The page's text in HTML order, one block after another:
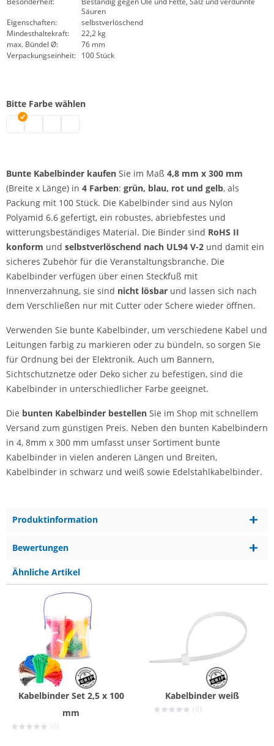
Säuren
Eigenschaften:
selbstverlöschend
Mindesthaltekraft:
22,2 kg
max. Bündel Ø:
76 mm
Verpackungseinheit: 100 Stück
Bitte Farbe wählen
bunte Kabelbinder | blau
bunte Kabelbinder | grün
Bunte Kabelbinder kaufen Sie im Maß 4,8 mm x 300 mm
(Breite x Länge) in 4 Farben: grün, blau, rot und gelb, als
Packung mit 100 Stück. Die Kabelbinder sind aus Nylon
Polyamid 6.6 gefertigt, ein robustes, abriebfestes und
witterungsbeständiges Material. Die Binder sind RoHS II
konform und selbstverlöschend nach UL94 V-2 und damit ein
sicheres Zubehör für die Veranstaltungsbranche. Die
Kabelbinder verfügen über einen Steckfuß mit
Innenverzahnung, sie sind nicht lösbar und lassen sich nach
dem Verschließen nur mit Cutter oder Schere wieder öffnen.
Verwenden Sie bunte Kabelbinder, um verschiedene Kabel und
Leitungen farbig zu markieren oder zu bündeln, so sorgen Sie
für Ordnung bei der Elektronik. Auch um Bannern,
Sichtschutznetze oder Deko sicher zu befestigen, sind die
Kabelbinder in unterschiedlicher Farbe geeignet.
Die bunten Kabelbinder bestellen Sie im Shop mit schnellem
Versand zum günstigen Preis. Neben den bunten Kabelbindern
in 4, 8mm x 300 mm umfasst unser Sortiment bunte
Kabelbinder in vielen anderen Längen und Breiten,
Kabelbinder in schwarz und weiß sowie Edelstahlkabelbinder.
Produktinformation
Bewertungen
Ähnliche Artikel
Kabelbinder Set 2,5 x 100
mm
(0)
Kabelbinder weiß
(0)